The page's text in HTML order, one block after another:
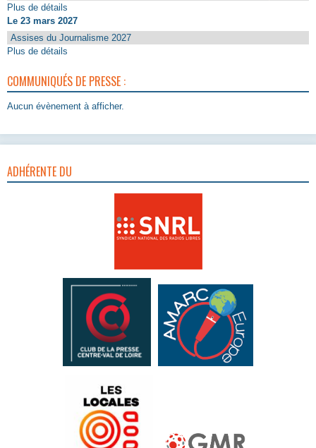
Plus de détails
Le 23 mars 2027
Assises du Journalisme 2027
Plus de détails
COMMUNIQUÉS DE PRESSE :
Aucun évènement à afficher.
ADHÉRENTE DU